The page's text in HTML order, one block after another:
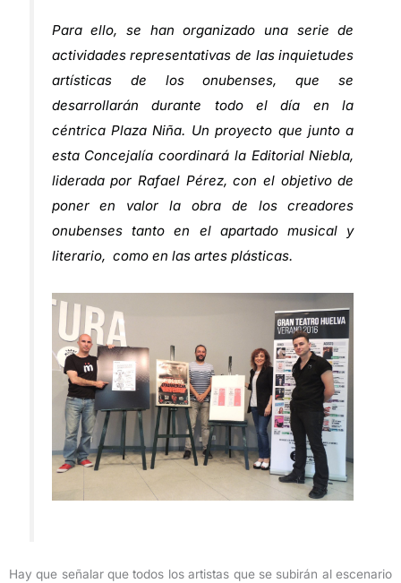
Para ello, se han organizado una serie de
actividades representativas de las inquietudes
artísticas de los onubenses, que se
desarrollarán durante todo el día en la
céntrica Plaza Niña. Un proyecto que junto a
esta Concejalía coordinará la Editorial Niebla,
liderada por Rafael Pérez, con el objetivo de
poner en valor la obra de los creadores
onubenses tanto en el apartado musical y
literario, como en las artes plásticas.
Hay que señalar que todos los artistas que se subirán al escenario